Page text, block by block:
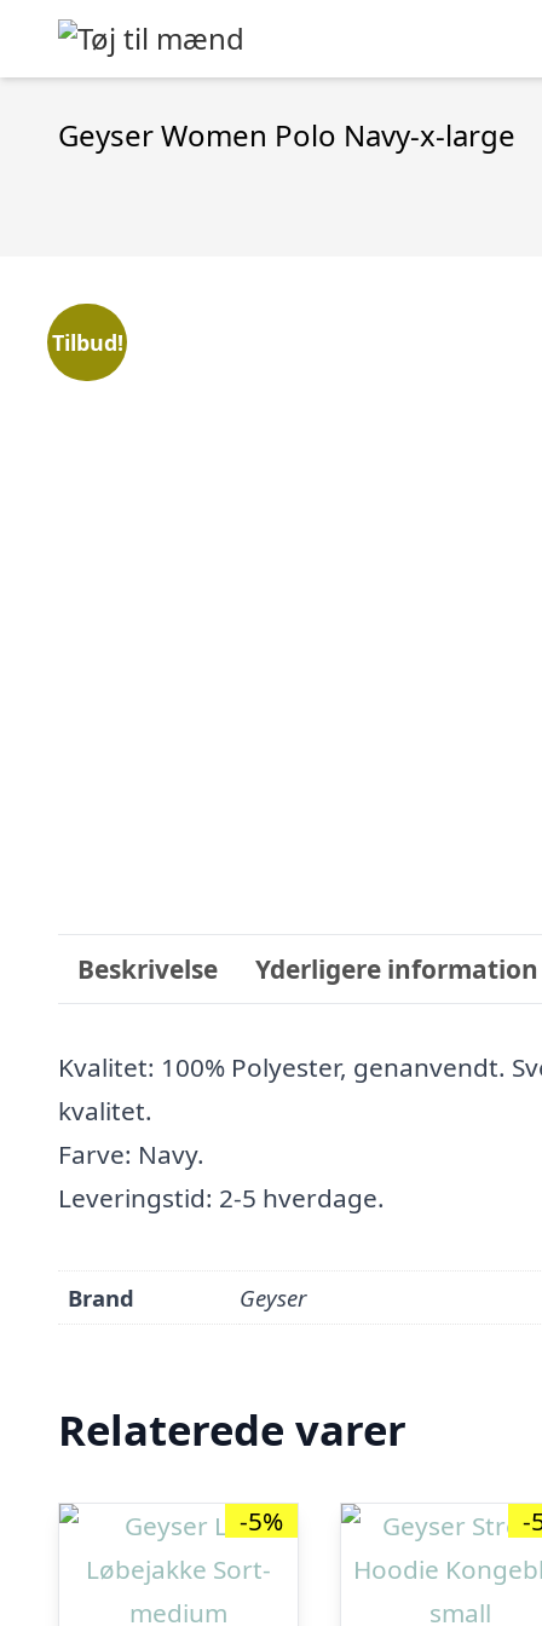
Geyser Women Polo Navy-x-large
Tilbud!
Beskrivelse Yderligere information
Kvalitet: 100% Polyester, genanvendt.
kvalitet.
Farve: Navy.
Leveringstid: 2-5 hverdage.
Brand Geyser
Relaterede varer
-5% -